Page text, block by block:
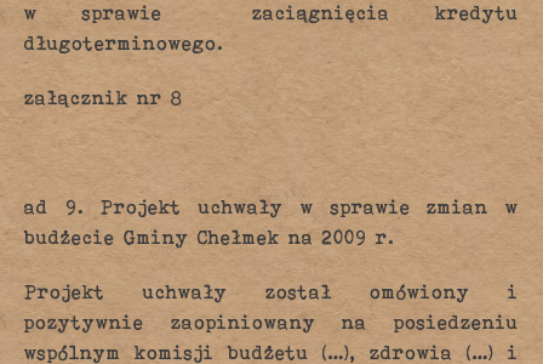
w sprawie zaciągnięcia kredytu
długoterminowego.
załącznik nr 8
ad 9. Projekt uchwały w sprawie zmian w
budżecie Gminy Chełmek na 2009 r.
Projekt uchwały został omówiony i
pozytywnie zaopiniowany na posiedzeniu
wspólnym komisji budżetu (…), zdrowia (…) i